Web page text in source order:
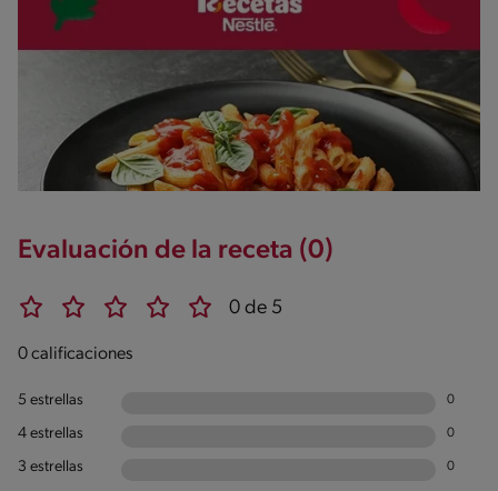
Evaluación de la receta (0)
0 de 5
0 calificaciones
5 estrellas 0
4 estrellas 0
3 estrellas 0